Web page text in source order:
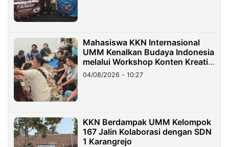
Mahasiswa KKN Internasional
UMM Kenalkan Budaya Indonesia
melalui Workshop Konten Kreatif
di Taiwan
04/08/2026 - 10:27
KKN Berdampak UMM Kelompok
167 Jalin Kolaborasi dengan SDN
1 Karangrejo